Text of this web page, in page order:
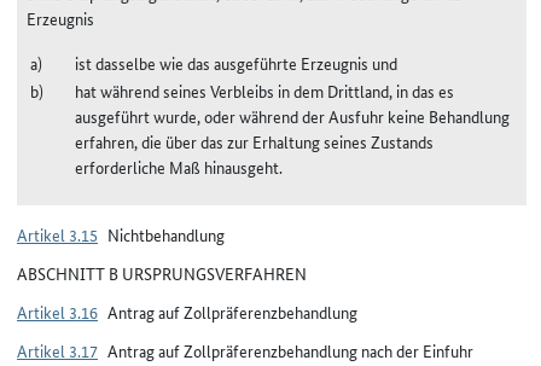
Erzeugnis
ist dasselbe wie das ausgeführte Erzeugnis und
hat während seines Verbleibs in dem Drittland, in das es
ausgeführt wurde, oder während der Ausfuhr keine Behandlung
erfahren, die über das zur Erhaltung seines Zustands
erforderliche Maß hinausgeht.
Artikel 3.15 Nichtbehandlung
ABSCHNITT B URSPRUNGSVERFAHREN
Artikel 3.16 Antrag auf Zollpräferenzbehandlung
Artikel 3.17 Antrag auf Zollpräferenzbehandlung nach der Einfuhr